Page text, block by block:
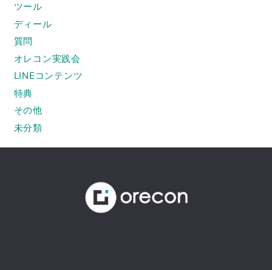
ツール
ディール
質問
オレコン実践会
LINEコンテンツ
特典
その他
未分類